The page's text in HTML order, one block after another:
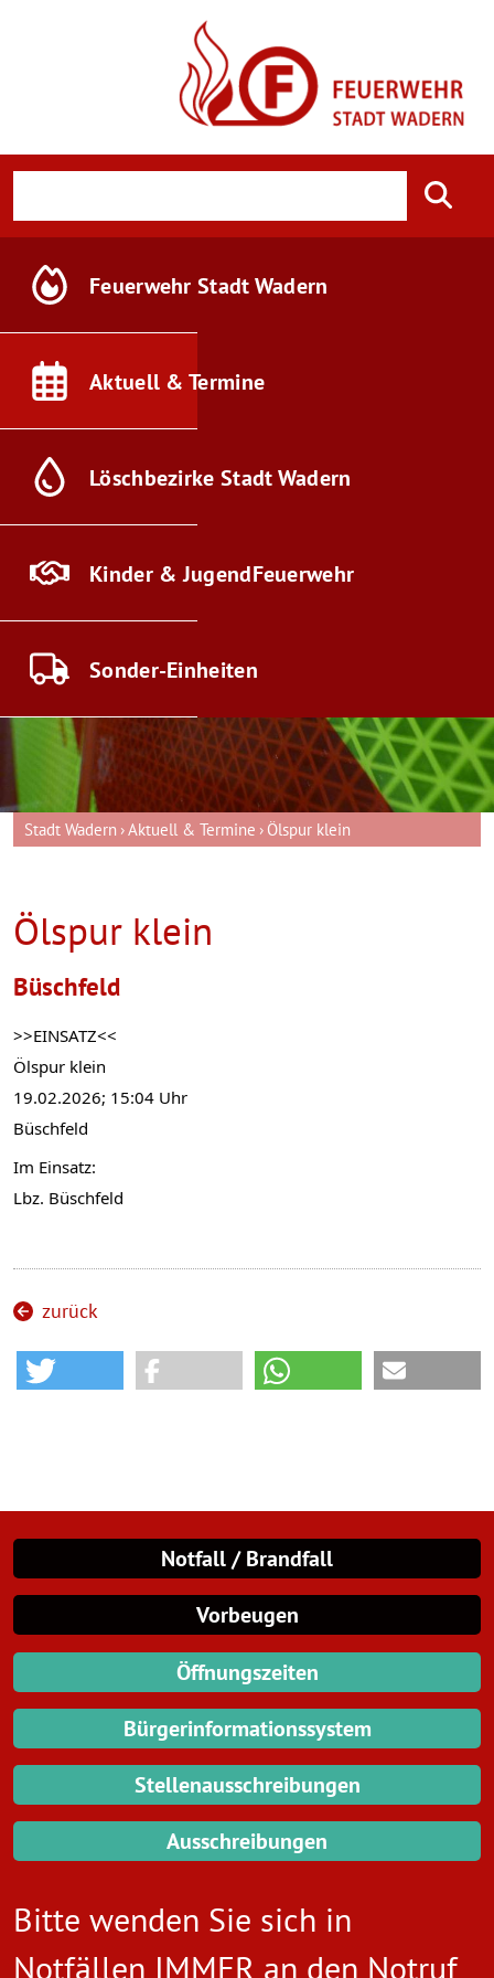
Feuerwehr Stadt Wadern
Aktuell & Termine
Löschbezirke Stadt Wadern
Kinder & JugendFeuerwehr
Sonder-Einheiten
Stadt Wadern Aktuell & Termine Ölspur klein
Ölspur klein
Büschfeld
>>EINSATZ<<
Ölspur klein
19.02.2026; 15:04 Uhr
Büschfeld
Im Einsatz:
Lbz. Büschfeld
zurück
Notfall / Brandfall
Vorbeugen
Öffnungszeiten
Bürgerinformationssystem
Stellenausschreibungen
Ausschreibungen
Bitte wenden Sie sich in
Notfällen IMMER an den Notruf